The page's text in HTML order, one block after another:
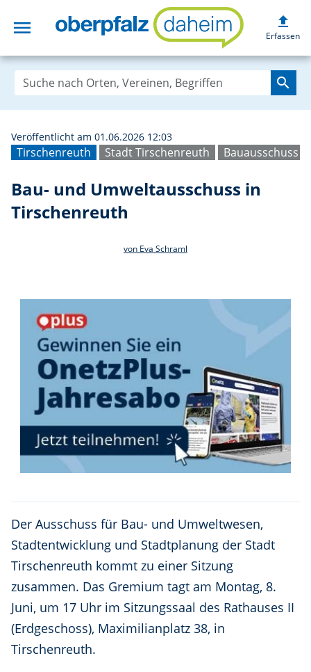
menu Bau- und
upload
Erfassen
search
Tirschenreuth Stadt Tirschenreuth Bauausschuss
Veröffentlicht am 01.06.2026 12:03
Bau- und Umweltausschuss in
Tirschenreuth
von Eva Schraml
Der Ausschuss für Bau- und Umweltwesen,
Stadtentwicklung und Stadtplanung der Stadt
Tirschenreuth kommt zu einer Sitzung
zusammen. Das Gremium tagt am Montag, 8.
Juni, um 17 Uhr im Sitzungssaal des Rathauses II
(Erdgeschoss), Maximilianplatz 38, in
Tirschenreuth.